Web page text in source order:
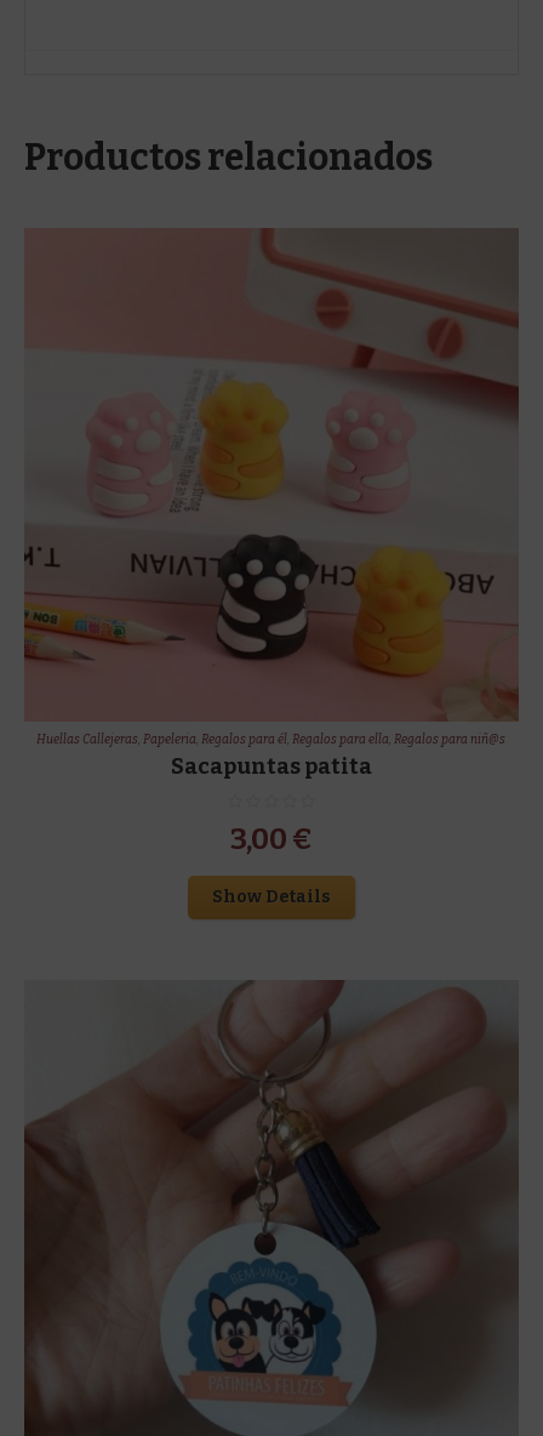
Productos relacionados
Huellas Callejeras,Papeleria,Regalos para él,Regalos para ella,Regalos para niñ@s
Sacapuntas patita
3,00 €
Show Details